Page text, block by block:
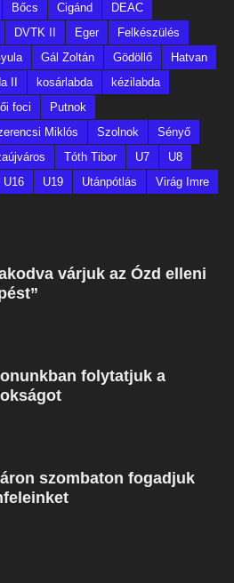
Bőcs Cigánd
DEAC
DVTK II Eger
Felkészülés
Gál Zoltán Gödöllő
Hatvan
II kosárlabda
kézilabda
foci
Putnok
Miklós Szolnok
Sényő
Tóth Tibor U7
U8
U16 U19 Utánpótlás
Virág Imre
várjuk az Ózd elleni
folytatjuk a
szombaton fogadjuk